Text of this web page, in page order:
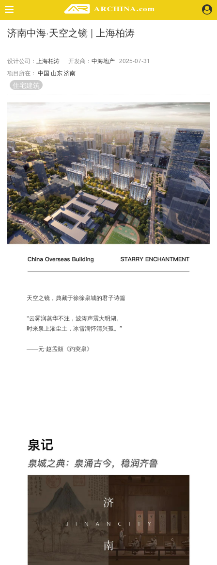
精选案例
景 观
室 内
视 频
头条资讯
业 界
机 构
人 物
地 产
快速搜索
企业招聘
关于投稿
广告投放
联系我们
济南中海·天空之镜 | 上海柏涛
设计公司： 上海柏涛 开发商： 中海地产 2025-07-31
项目所在： 中国 山东济南
住宅建筑
天空之镜，典藏于徐徐泉城的君子诗篇
“云雾润蒸华不注，波涛声震大明湖。
时来泉上濯尘土，冰雪满怀清兴孤。”
——元·赵孟頫《趵突泉》